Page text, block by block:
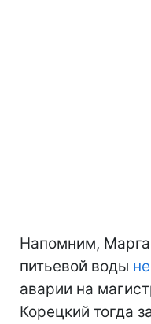
Напомним,
питьевой воды
аварии на
Корецкий тогда